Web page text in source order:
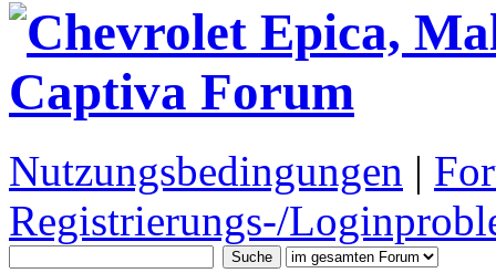
Nutzungsbedingungen |
Registrierungs-/